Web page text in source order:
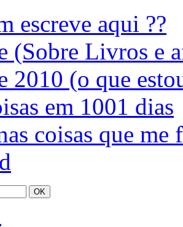
escreve aqui ??
(Sobre Livros e
2010 (o que
em 1001 dias
coisas que me